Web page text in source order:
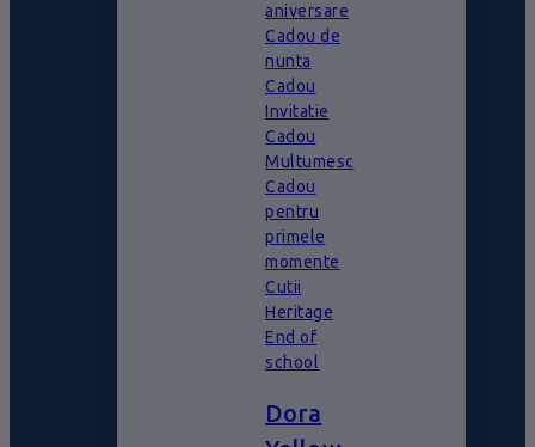
aniversare
Cadou de
nunta
Cadou
Invitatie
Cadou
Multumesc
Cadou
pentru
primele
momente
Cutii
Heritage
End of
school
Dora